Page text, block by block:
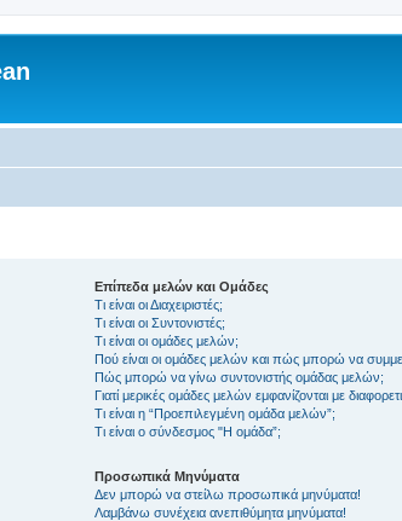
Επίπεδα μελών και Ομάδες
Τι είναι οι Διαχειριστές;
Τι είναι οι Συντονιστές;
Τι είναι οι ομάδες μελών;
Πού είναι οι ομάδες μελών και πώς μπορώ να
Πώς μπορώ να γίνω συντονιστής ομάδας μελών;
Γιατί μερικές ομάδες μελών εμφανίζονται με
Τι είναι η “Προεπιλεγμένη ομάδα μελών”;
Τι είναι ο σύνδεσμος "Η ομάδα”;
Προσωπικά Μηνύματα
Δεν μπορώ να στείλω προσωπικά μηνύματα!
Λαμβάνω συνέχεια ανεπιθύμητα μηνύματα!